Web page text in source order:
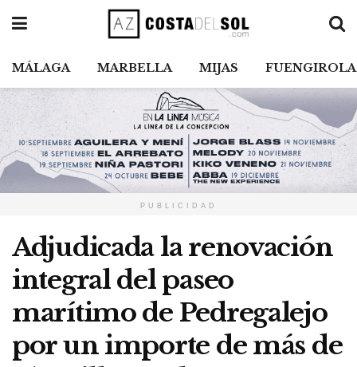
MÁLAGA MARBELLA MIJAS FUENGIROLA
PUBLICIDAD
Adjudicada la renovación
integral del paseo
marítimo de Pedregalejo
por un importe de más de